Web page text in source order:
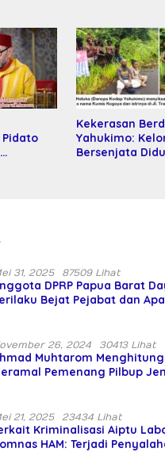
Kekerasan
Yahukimo:
Bersenjata
31, 2025 87509 Lihat
DPRP Papua Barat
Bejat Pejabat dan
26, 2024 30413 Lihat
Muhtarom
Pemenang Pilbup
21, 2025 23434 Lihat
Kriminalisasi Aiptu
HAM: Terjadi